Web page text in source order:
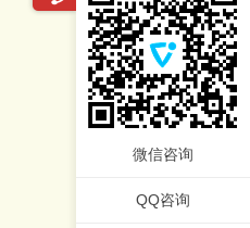
微信咨询
QQ咨询